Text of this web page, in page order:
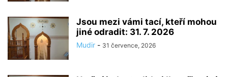
Jsou mezi vámi tací, kteří mohou
jiné odradit: 31. 7. 2026
Mudir - 31 července, 2026